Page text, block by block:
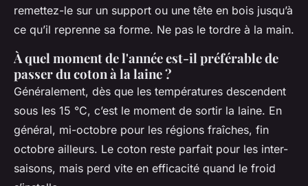
remettez-le sur un support ou une tête en bois jusqu’à
ce qu’il reprenne sa forme. Ne pas le tordre à la main.
À quel moment de l'année est-il préférable de
passer du coton à la laine ?
Généralement, dès que les températures descendent
sous les 15 °C, c’est le moment de sortir la laine. En
général, mi-octobre pour les régions fraîches, fin
octobre ailleurs. Le coton reste parfait pour les inter-
saisons, mais perd vite en efficacité quand le froid